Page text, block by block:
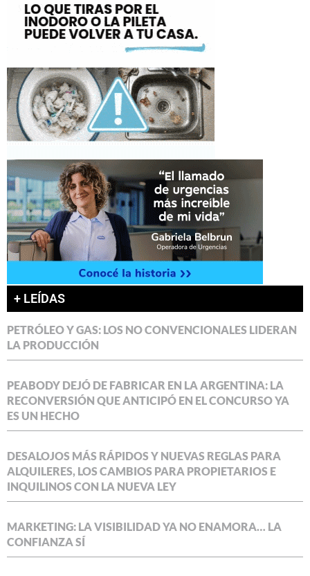
+ LEÍDAS
PETRÓLEO Y GAS: LOS NO CONVENCIONALES LIDERAN
LA PRODUCCIÓN
PEABODY DEJÓ DE FABRICAR EN LA ARGENTINA: LA
RECONVERSIÓN QUE ANTICIPÓ EN EL CONCURSO YA
ES UN HECHO
DESALOJOS MÁS RÁPIDOS Y NUEVAS REGLAS PARA
ALQUILERES, LOS CAMBIOS PARA PROPIETARIOS E
INQUILINOS CON LA NUEVA LEY
MARKETING: LA VISIBILIDAD YA NO ENAMORA… LA
CONFIANZA SÍ